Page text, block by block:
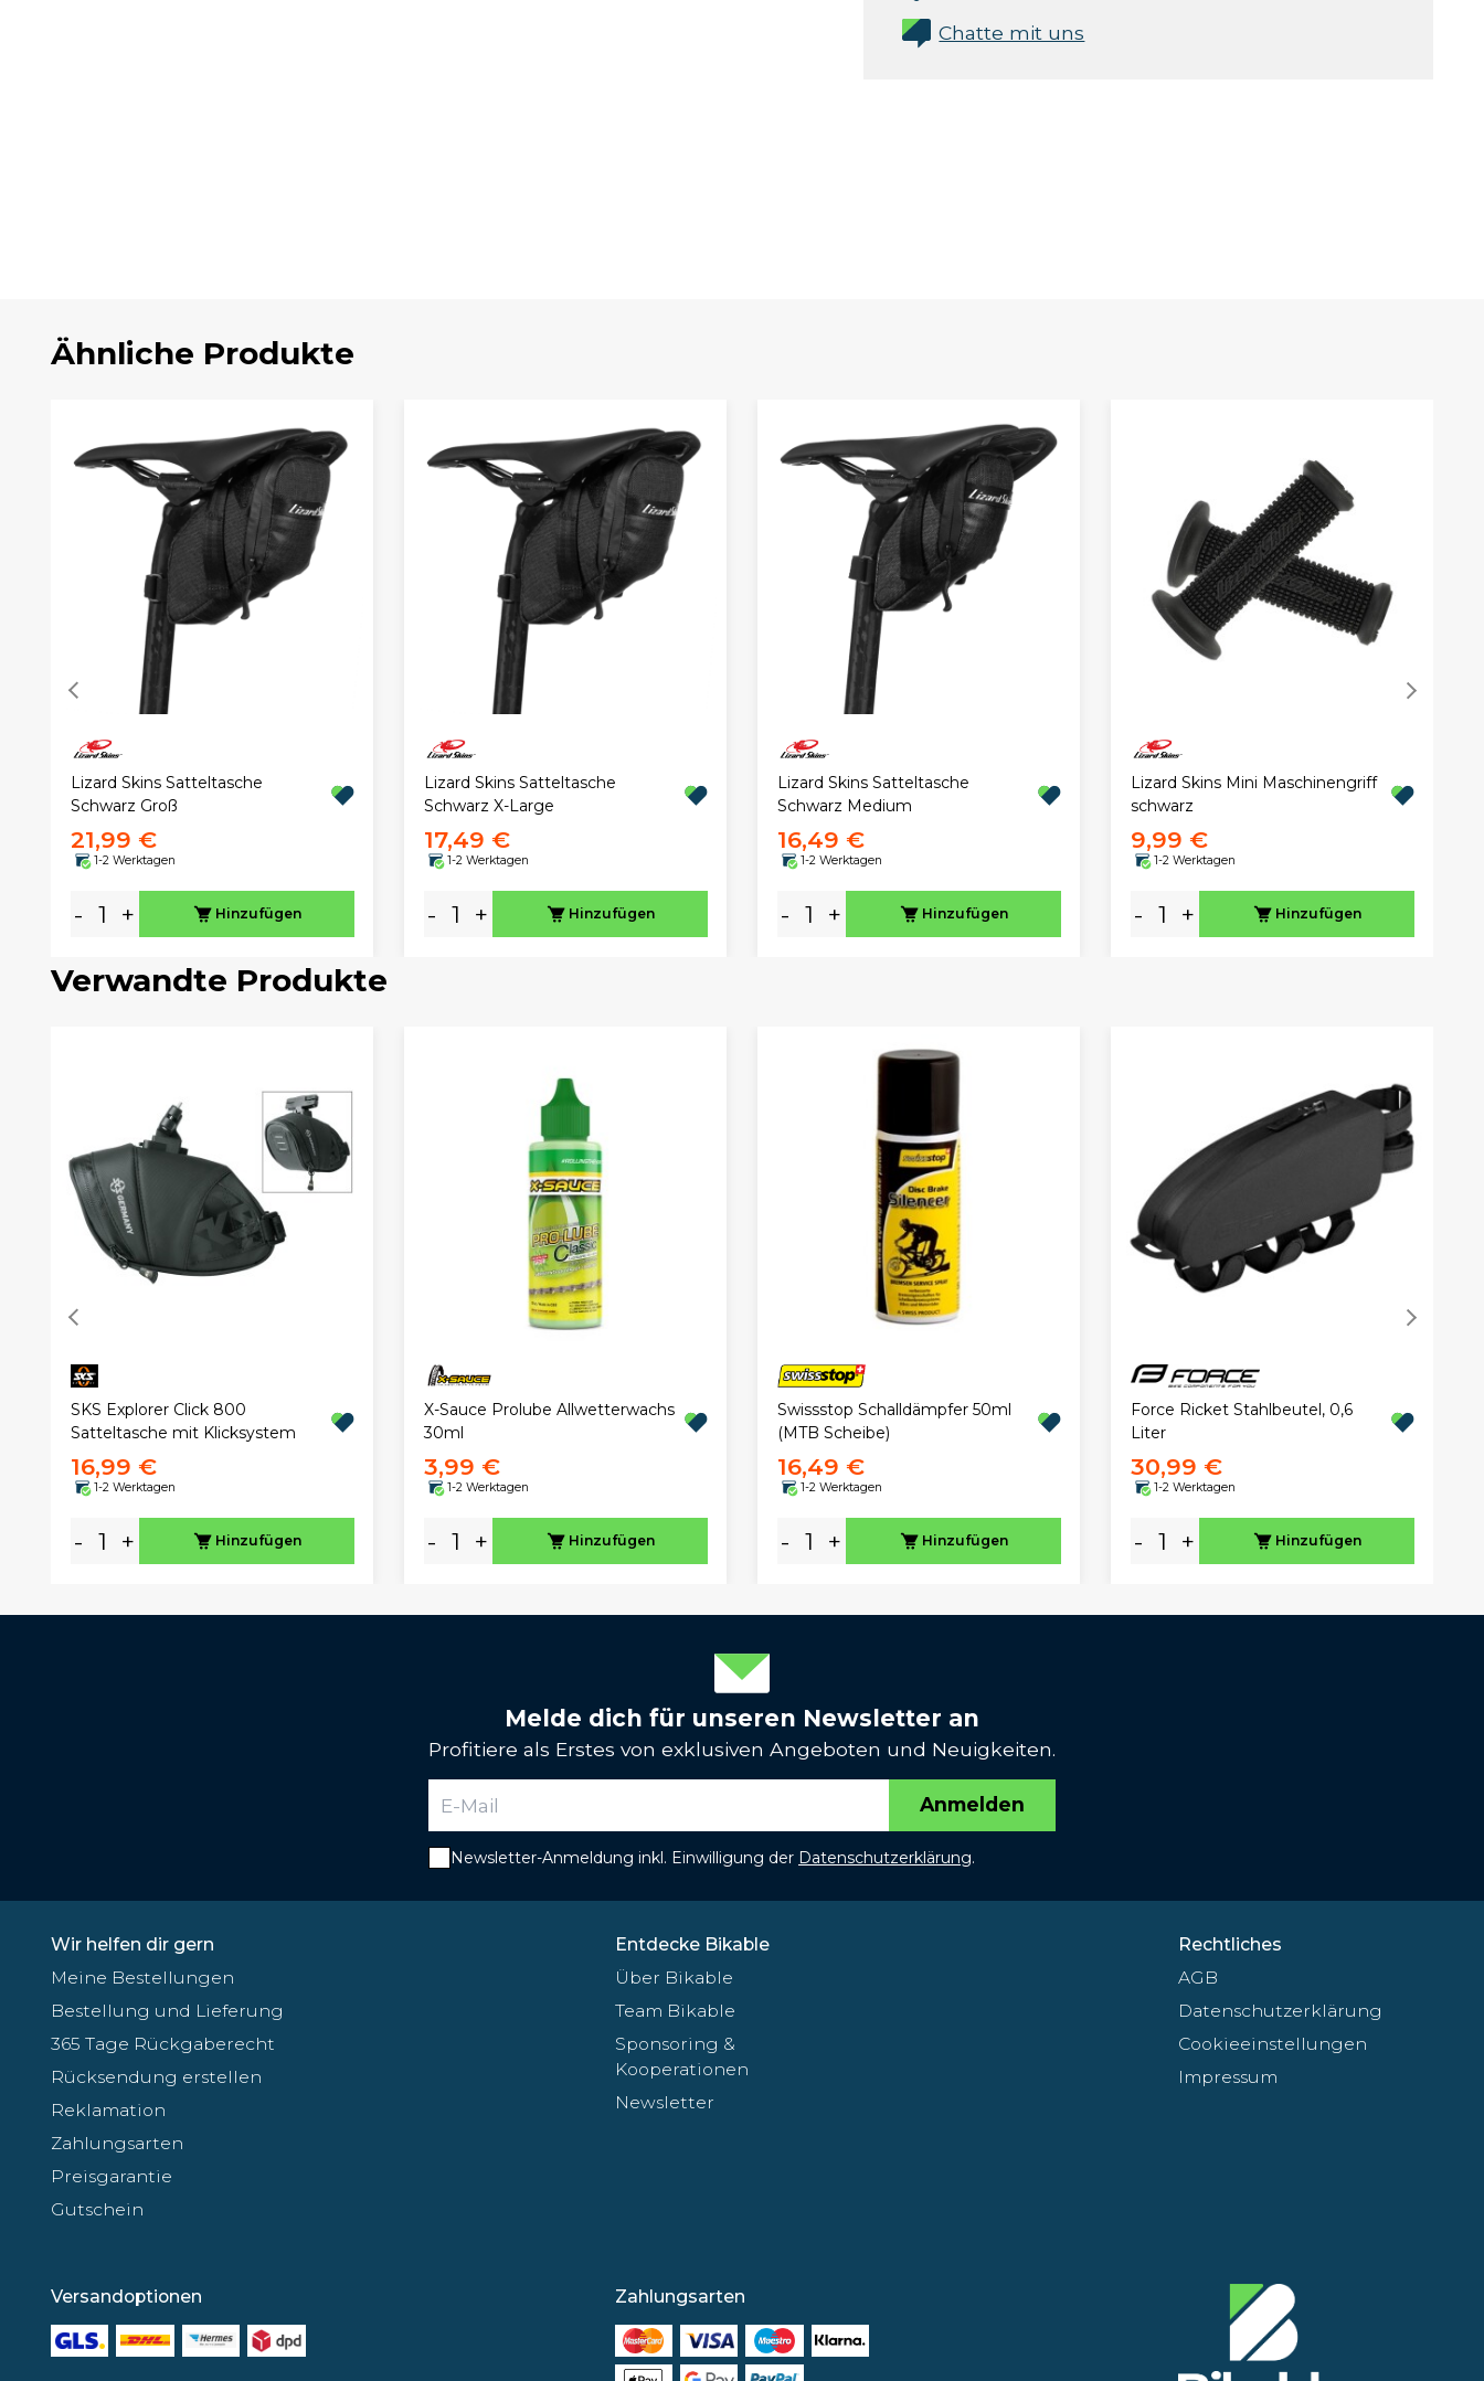
Chatte mit uns
Ähnliche Produkte
Lizard Skins Satteltasche
Schwarz Groß
21,99 €
1-2 Werktagen
- + Hinzufügen
Lizard Skins Satteltasche
Schwarz X-Large
17,49 €
1-2 Werktagen
- + Hinzufügen
Lizard Skins Satteltasche
Schwarz Medium
16,49 €
1-2 Werktagen
- + Hinzufügen
Lizard Skins Mini Maschinengriff
schwarz
9,99 €
1-2 Werktagen
- + Hinzufügen
Verwandte Produkte
SKS Explorer Click 800
Satteltasche mit Klicksystem
16,99 €
1-2 Werktagen
- + Hinzufügen
X-Sauce Prolube Allwetterwachs
30ml
3,99 €
1-2 Werktagen
- + Hinzufügen
Swissstop Schalldämpfer 50ml
(MTB Scheibe)
16,49 €
1-2 Werktagen
- + Hinzufügen
Force Ricket Stahlbeutel, 0,6
Liter
30,99 €
1-2 Werktagen
- + Hinzufügen
Melde dich für unseren Newsletter an
Profitiere als Erstes von exklusiven Angeboten und Neuigkeiten.
Anmelden
Newsletter-Anmeldung inkl. Einwilligung der Datenschutzerklärung.
Wir helfen dir gern
Meine Bestellungen
Bestellung und Lieferung
365 Tage Rückgaberecht
Rücksendung erstellen
Reklamation
Zahlungsarten
Preisgarantie
Gutschein
Entdecke Bikable
Über Bikable
Team Bikable
Sponsoring &
Kooperationen
Newsletter
Rechtliches
AGB
Datenschutzerklärung
Cookieeinstellungen
Impressum
Versandoptionen Zahlungsarten